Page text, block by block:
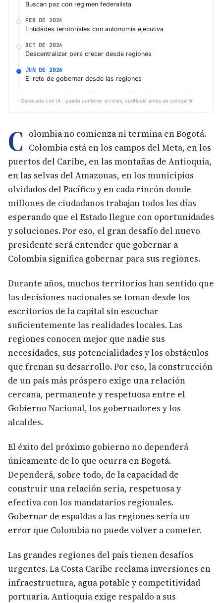
Buscan paz con régimen federalista
FEB DE 2024
Entidades territoriales con autonomía ejecutiva
OCT DE 2024
Descentralizar para crecer desde regiones
JUN DE 2026
El reto de gobernar desde las regiones
✨ Generado con IA · puede contener errores, verifícalo antes de compartir.
C olombia no comienza ni termina en Bogotá.
Colombia está en los campos del Meta, en los
puertos del Caribe, en las montañas de Antioquia,
en las selvas del Amazonas, en los municipios
olvidados del Pacífico y en cada rincón donde
millones de ciudadanos trabajan todos los días
esperando que el Estado llegue con oportunidades
y soluciones. Por eso, el gran desafío del nuevo
presidente será entender que gobernar a
Colombia significa gobernar para sus regiones.
Durante años, muchos territorios han sentido que
las decisiones nacionales se toman desde los
escritorios de la capital sin escuchar
suficientemente las realidades locales. Las
regiones conocen mejor que nadie sus
necesidades, sus potencialidades y los obstáculos
que frenan su desarrollo. Por eso, la construcción
de un país más próspero exige una relación
cercana, permanente y respetuosa entre el
Gobierno Nacional, los gobernadores y los
alcaldes.
El éxito del próximo gobierno no dependerá
únicamente de lo que ocurra en Bogotá.
Dependerá, sobre todo, de la capacidad de
construir una relación seria, respetuosa y
efectiva con los mandatarios regionales.
Gobernar de espaldas a las regiones sería un
error que Colombia no puede volver a cometer.
Las grandes regiones del país tienen desafíos
urgentes. La Costa Caribe reclama inversiones en
infraestructura, agua potable y competitividad
portuaria. Antioquia exige respaldo a sus